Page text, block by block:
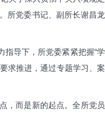
所党委书记、副所长谢昌龙
导下，所党委紧紧把握“学
求推进，通过专题学习、案
，而是新的起点。全所党员